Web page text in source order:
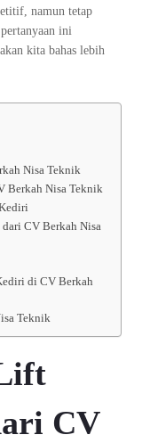
namun tetap
ini
kita bahas lebih
Nisa Teknik
Berkah Nisa Teknik
CV Berkah Nisa
di CV Berkah
Teknik
CV